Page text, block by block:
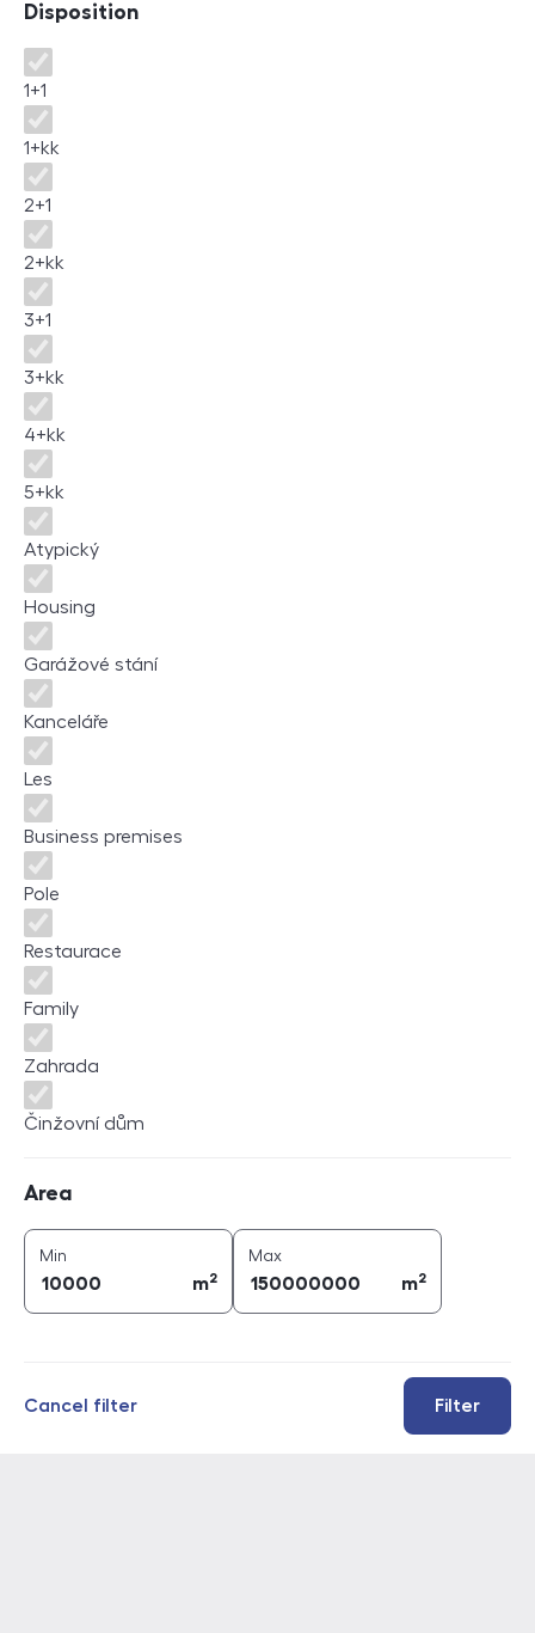
Disposition
Disposition
1+1
1+kk
2+1
2+kk
3+1
3+kk
4+kk
5+kk
Atypický
Housing
Garážové stání
Kanceláře
Les
Business premises
Pole
Restaurace
Family
Zahrada
Činžovní dům
Area
Min
m2
Maxarea (
m2
Filter
Cancel filter